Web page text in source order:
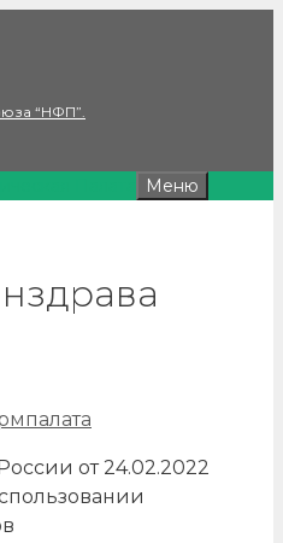
“НФП”.
Меню
от 24.02.2022